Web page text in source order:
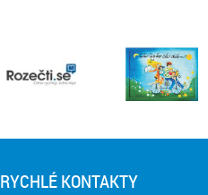
RYCHLÉ KONTAKTY